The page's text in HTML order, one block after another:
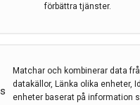
förbättra tjänster.
Matchar och kombinerar data
datakällor, Länka olika enheter,
enheter baserat på information
poster